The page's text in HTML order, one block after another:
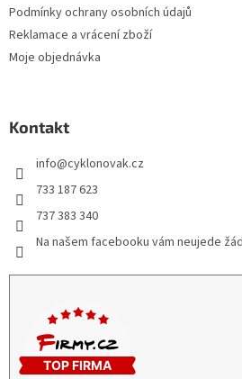
Podmínky ochrany osobních údajů
Reklamace a vrácení zboží
Moje objednávka
Kontakt
info@cyklonovak.cz
733 187 623
737 383 340
Na našem facebooku vám neujede